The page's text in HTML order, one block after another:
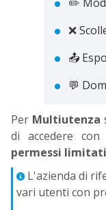
❌
📤
💬
Per Multiutenza
di accedere con
permessi
ℹ️ L'azienda di
vari utenti con